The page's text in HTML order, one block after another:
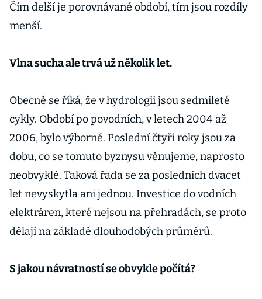
Čím delší je porovnávané období, tím jsou rozdíly
menší.
Vlna sucha ale trvá už několik let.
Obecně se říká, že v hydrologii jsou sedmileté
cykly. Období po povodních, v letech 2004 až
2006, bylo výborné. Poslední čtyři roky jsou za
dobu, co se tomuto byznysu věnujeme, naprosto
neobvyklé. Taková řada se za posledních dvacet
let nevyskytla ani jednou. Investice do vodních
elektráren, které nejsou na přehradách, se proto
dělají na základě dlouhodobých průměrů.
S jakou návratností se obvykle počítá?